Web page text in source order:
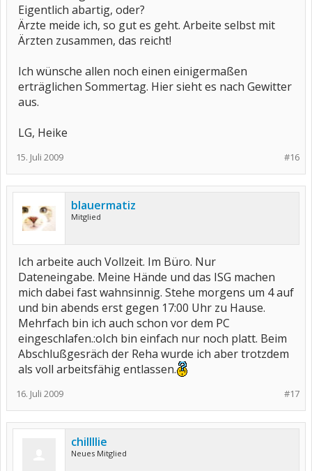
Eigentlich abartig, oder?
Ärzte meide ich, so gut es geht. Arbeite selbst mit
Ärzten zusammen, das reicht!
Ich wünsche allen noch einen einigermaßen
erträglichen Sommertag. Hier sieht es nach Gewitter
aus.
LG, Heike
#16
15. Juli 2009
blauermatiz
Mitglied
Ich arbeite auch Vollzeit. Im Büro. Nur
Dateneingabe. Meine Hände und das ISG machen
mich dabei fast wahnsinnig. Stehe morgens um 4 auf
und bin abends erst gegen 17:00 Uhr zu Hause.
Mehrfach bin ich auch schon vor dem PC
eingeschlafen.:oIch bin einfach nur noch platt. Beim
Abschlußgesräch der Reha wurde ich aber trotzdem
als voll arbeitsfähig entlassen.
#17
16. Juli 2009
chillllie
Neues Mitglied